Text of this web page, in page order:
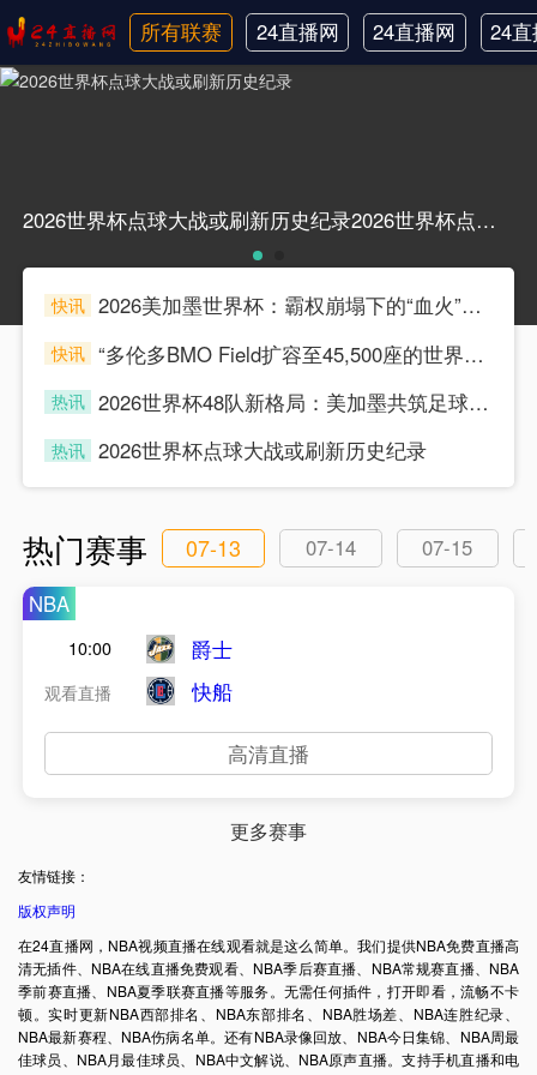
所有联赛
24直播网
日职联
24直播网
中甲
24
韩
2026世界杯点球大战或刷新历史纪录2026世界杯点球大战或刷新历史纪录
快讯
2026美加墨世界杯：霸权崩塌下的“血火”狂欢
快讯
“多伦多BMO Field扩容至45,500座的世界杯声场适配性仿真分析（2026）”
热讯
2026世界杯48队新格局：美加墨共筑足球盛宴，北美势力版图全面重构
热讯 2026世界杯点球大战或刷新历史纪录
热门赛事 07-13 07-14
07-15
NBA
10:00
观看直播
爵士
快船
高清直播
更多赛事
友情链接：
版权声明
在24直播网，NBA视频直播在线观看就是这么简单。我们提供NBA免费直播高
清无插件、NBA在线直播免费观看、NBA季后赛直播、NBA常规赛直播、NBA
季前赛直播、NBA夏季联赛直播等服务。无需任何插件，打开即看，流畅不卡
顿。实时更新NBA西部排名、NBA东部排名、NBA胜场差、NBA连胜纪录、
NBA最新赛程、NBA伤病名单。还有NBA录像回放、NBA今日集锦、NBA周最
佳球员、NBA月最佳球员、NBA中文解说、NBA原声直播。支持手机直播和电